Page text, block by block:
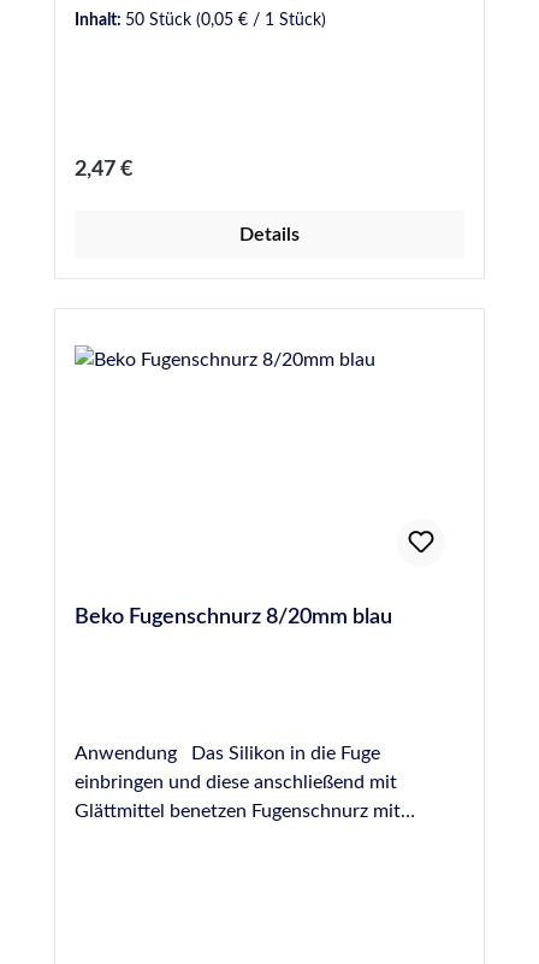
gleichmäßige und optisch ansprechende Fuge
20 mm - Gebinde zu 100 Stück 16 mm Griff
geschwungen - Gebinde zu 50 Stück
Inhalt: 50 Stück (0,05 € / 1 Stück)
Regulärer Preis:
2,47 €
Details
Beko Fugenschnurz 8/20mm blau
Anwendung Das Silikon in die Fuge
einbringen und diese anschließend mit
Glättmittel benetzen Fugenschnurz mit